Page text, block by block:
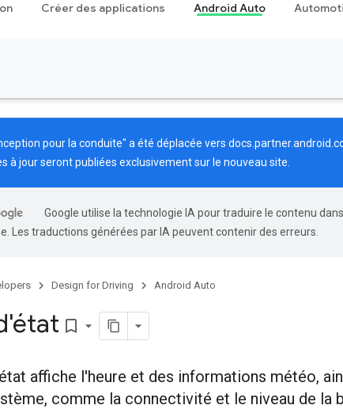
Créer des applications Android Auto
pour la conduite" a été déplacée vers
à jour seront publiées exclusivement sur le nouveau site.
Google utilise la technologie IA pour traduire le contenu
Les traductions générées par IA peuvent contenir des erreurs.
Design for Driving Android Auto
bookmark_border
affiche l'heure et des informations météo,
comme la connectivité et le niveau de la